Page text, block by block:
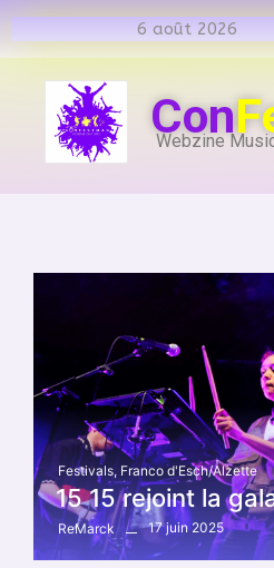
6 août 2026
Con
Webzine
Festivals, Franco d'Esch/Alzette
15 15 rejoint la
ReMarck 17 juin 2025